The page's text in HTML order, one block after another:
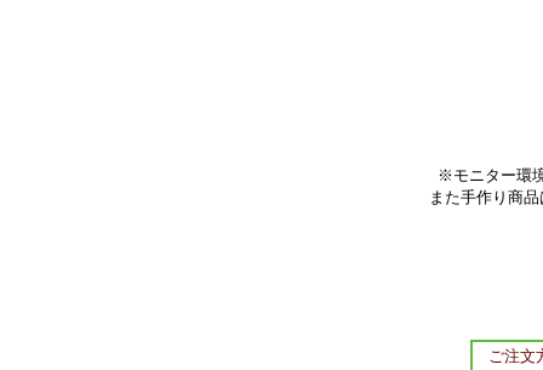
※モニター環
また手作り商
ご注文